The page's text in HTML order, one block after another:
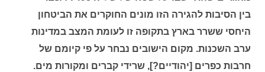
בין הסיבות להגירה הזו מונים החוקרים את הביטחון
היחסי ששרר בארץ בתקופה זו לעומת המצב במדינות
ערב השכנות. מקום הישובים נבחר על פי קיומם של
חרבות כפרים [יהודיים?], שרידי קברים ומקורות מים.